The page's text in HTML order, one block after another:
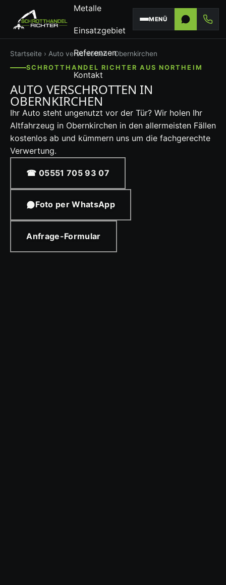
Metalle
Einsatzgebiet
Referenzen
Kontakt
MENÜ
Startseite › Auto verschrotten› Obernkirchen
SCHROTTHANDEL RICHTER AUS NORTHEIM
AUTO VERSCHROTTEN IN
OBERNKIRCHEN
Ihr Auto steht ungenutzt vor der Tür? Wir holen Ihr
Altfahrzeug in Obernkirchen in den allermeisten Fällen
kostenlos ab und kümmern uns um die fachgerechte
Verwertung.
☎ 05551 705 93 07
Foto per WhatsApp
Anfrage-Formular